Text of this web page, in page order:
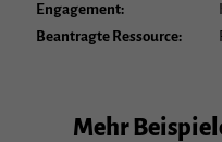
Engagement:
Beantragte Ressource:
Mehr